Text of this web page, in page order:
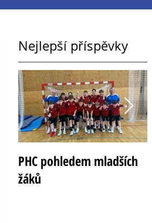
Nejlepší příspěvky
PHC pohledem mladších
žáků